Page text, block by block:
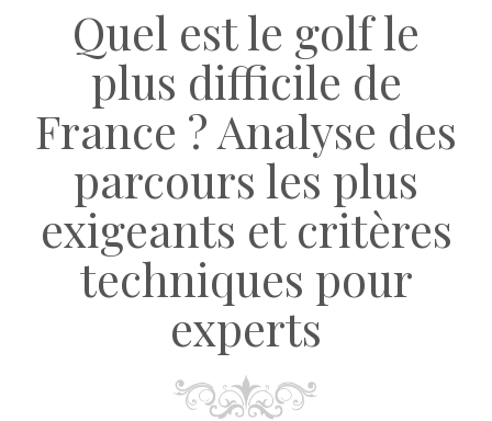
Quel est le golf le
plus difficile de
France ? Analyse des
parcours les plus
exigeants et critères
techniques pour
experts